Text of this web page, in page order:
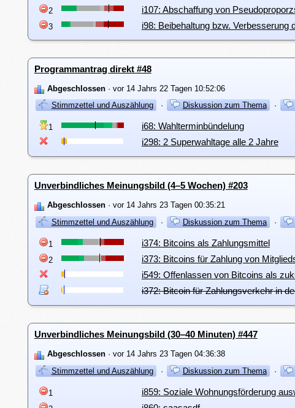
2 i107: Abschaffung von
3 i98: Beibehaltung bzw.
Programmantrag direkt #48
Abgeschlossen· vor 14 Jahrs 22 Tagen 10:52:06
Stimmzettel und Auszählung
· Diskussion zum Thema ·
1
i68: Wahlterminbündelung
i298: 2 Superwahltage alle 2 Jahre
Unverbindliches Meinungsbild (4–5 Wochen) #203
Abgeschlossen· vor 14 Jahrs 23 Tagen 00:35:21
Stimmzettel und Auszählung
· Diskussion zum Thema ·
1 i374: Bitcoins als Zahlungsmittel
2
i373: Bitcoins für Zahlung von
i549: Offenlassen von Bitcoins als
i372: Bitcoin für Zahlungsverkehr in
Unverbindliches Meinungsbild (30–40 Minuten) #447
Abgeschlossen· vor 14 Jahrs 23 Tagen 04:36:38
Stimmzettel und Auszählung
· Diskussion zum Thema ·
1 i859: Soziale Wohnungsförderung